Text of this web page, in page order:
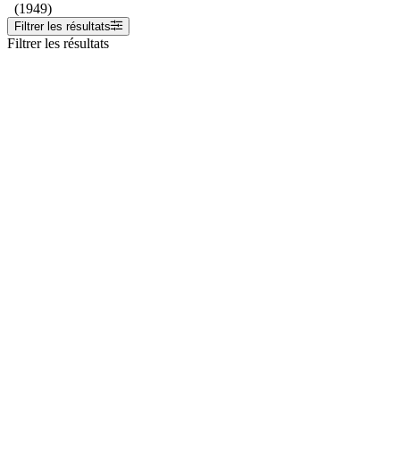
(1949)
Filtrer les résultats
Filtrer les résultats